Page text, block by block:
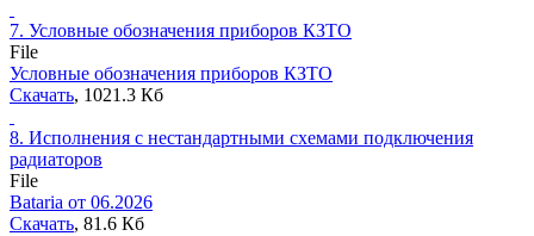
7. Условные обозначения приборов КЗТО
File
Условные обозначения приборов КЗТО
Скачать, 1021.3 Кб
8. Исполнения с нестандартными схемами подключения
радиаторов
File
Bataria от 06.2026
Скачать, 81.6 Кб